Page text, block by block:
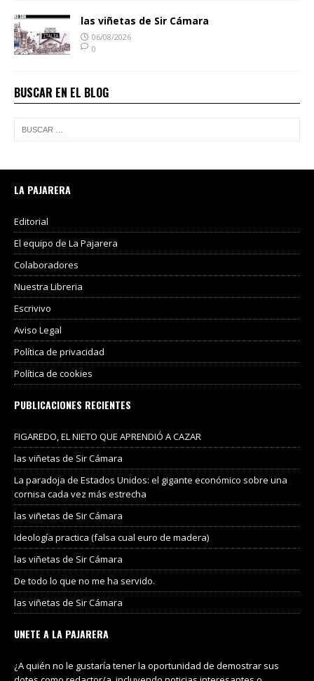
las viñetas de Sir Cámara
06/08/2026
0
BUSCAR EN EL BLOG
LA PAJARERA
Editorial
El equipo de La Pajarera
Colaboradores
Nuestra Libreria
Escrivivo
Aviso Legal
Política de privacidad
Política de cookies
PUBLICACIONES RECIENTES
FIGAREDO, EL NIETO QUE APRENDIÓ A CAZAR
las viñetas de Sir Cámara
La paradoja de Estados Unidos: el gigante económico sobre una
cornisa cada vez más estrecha
las viñetas de Sir Cámara
Ideología practica (falsa cual euro de madera)
las viñetas de Sir Cámara
De todo lo que no me ha servido.
las viñetas de Sir Cámara
UNETE A LA PAJARERA
¿A quién no le gustaría tener la oportunidad de demostrar sus